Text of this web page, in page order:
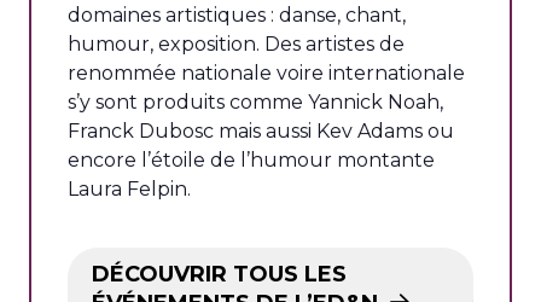
domaines artistiques : danse, chant,
humour, exposition. Des artistes de
renommée nationale voire internationale
s’y sont produits comme Yannick Noah,
Franck Dubosc mais aussi Kev Adams ou
encore l’étoile de l’humour montante
Laura Felpin.
DÉCOUVRIR TOUS LES